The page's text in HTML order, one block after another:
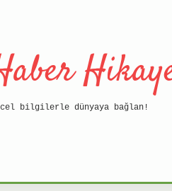
bilgilerle dünyaya bağlan!